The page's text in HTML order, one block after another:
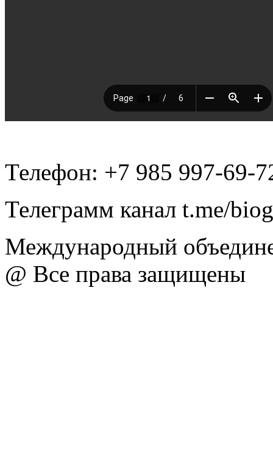
Телефон: +7 985 997-69-
Телеграмм канал t.me/
Международный
@ Все права защищены